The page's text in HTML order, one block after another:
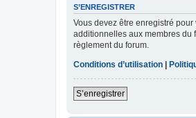
S’ENREGISTRER
Vous devez être enregistré
additionnelles aux membres du
règlement du forum.
Conditions d’utilisation
S’enregistrer